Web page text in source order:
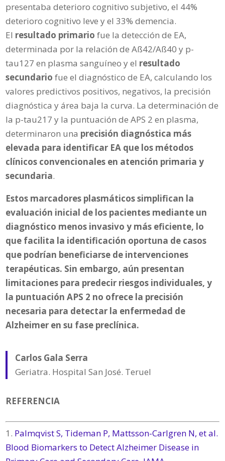
presentaba deterioro cognitivo subjetivo, el 44%
deterioro cognitivo leve y el 33% demencia.
El resultado primario fue la detección de EA,
determinada por la relación de Aß42/Aß40 y p-
tau127 en plasma sanguíneo y el resultado
secundario fue el diagnóstico de EA, calculando los
valores predictivos positivos, negativos, la precisión
diagnóstica y área baja la curva. La determinación de
la p-tau217 y la puntuación de APS 2 en plasma,
determinaron una precisión diagnóstica más
elevada para identificar EA que los métodos
clínicos convencionales en atención primaria y
secundaria.
Estos marcadores plasmáticos simplifican la
evaluación inicial de los pacientes mediante un
diagnóstico menos invasivo y más eficiente, lo
que facilita la identificación oportuna de casos
que podrían beneficiarse de intervenciones
terapéuticas. Sin embargo, aún presentan
limitaciones para predecir riesgos individuales, y
la puntuación APS 2 no ofrece la precisión
necesaria para detectar la enfermedad de
Alzheimer en su fase preclínica.
Carlos Gala Serra
Geriatra. Hospital San José. Teruel
REFERENCIA
1. Palmqvist S, Tideman P, Mattsson-Carlgren N, et al.
Blood Biomarkers to Detect Alzheimer Disease in